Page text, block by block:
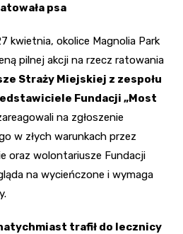
psa
kwietnia, okolice Magnolia Park
pilnej akcji na rzecz ratowania
Straży Miejskiej z zespołu
Fundacji „Most
na zgłoszenie
w złych warunkach przez
oraz wolontariusze Fundacji
na wycieńczone i wymaga
trafił do lecznicy